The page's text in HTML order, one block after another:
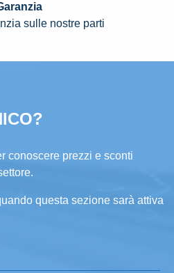
sulle nostre parti
conoscere prezzi e sconti
questa sezione sarà attiva